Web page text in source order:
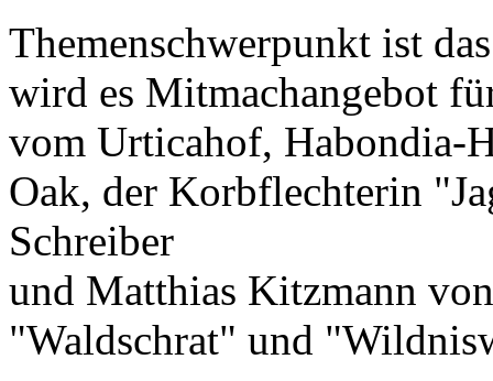
Themenschwerpunkt ist
wird es Mitmachangebot
vom Urticahof, Habondia-
Oak, der Korbflechterin
Schreiber
und Matthias Kitzmann
"Waldschrat" und